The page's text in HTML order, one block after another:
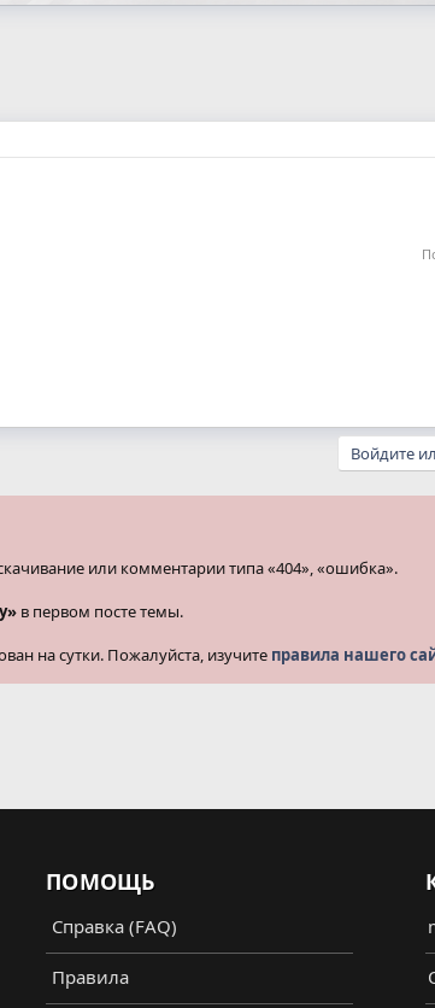
Войдите
или комментарии типа «404», «ошибка».
в первом посте темы.
на сутки. Пожалуйста, изучите правила нашего
ПОМОЩЬ
Справка (FAQ)
Правила